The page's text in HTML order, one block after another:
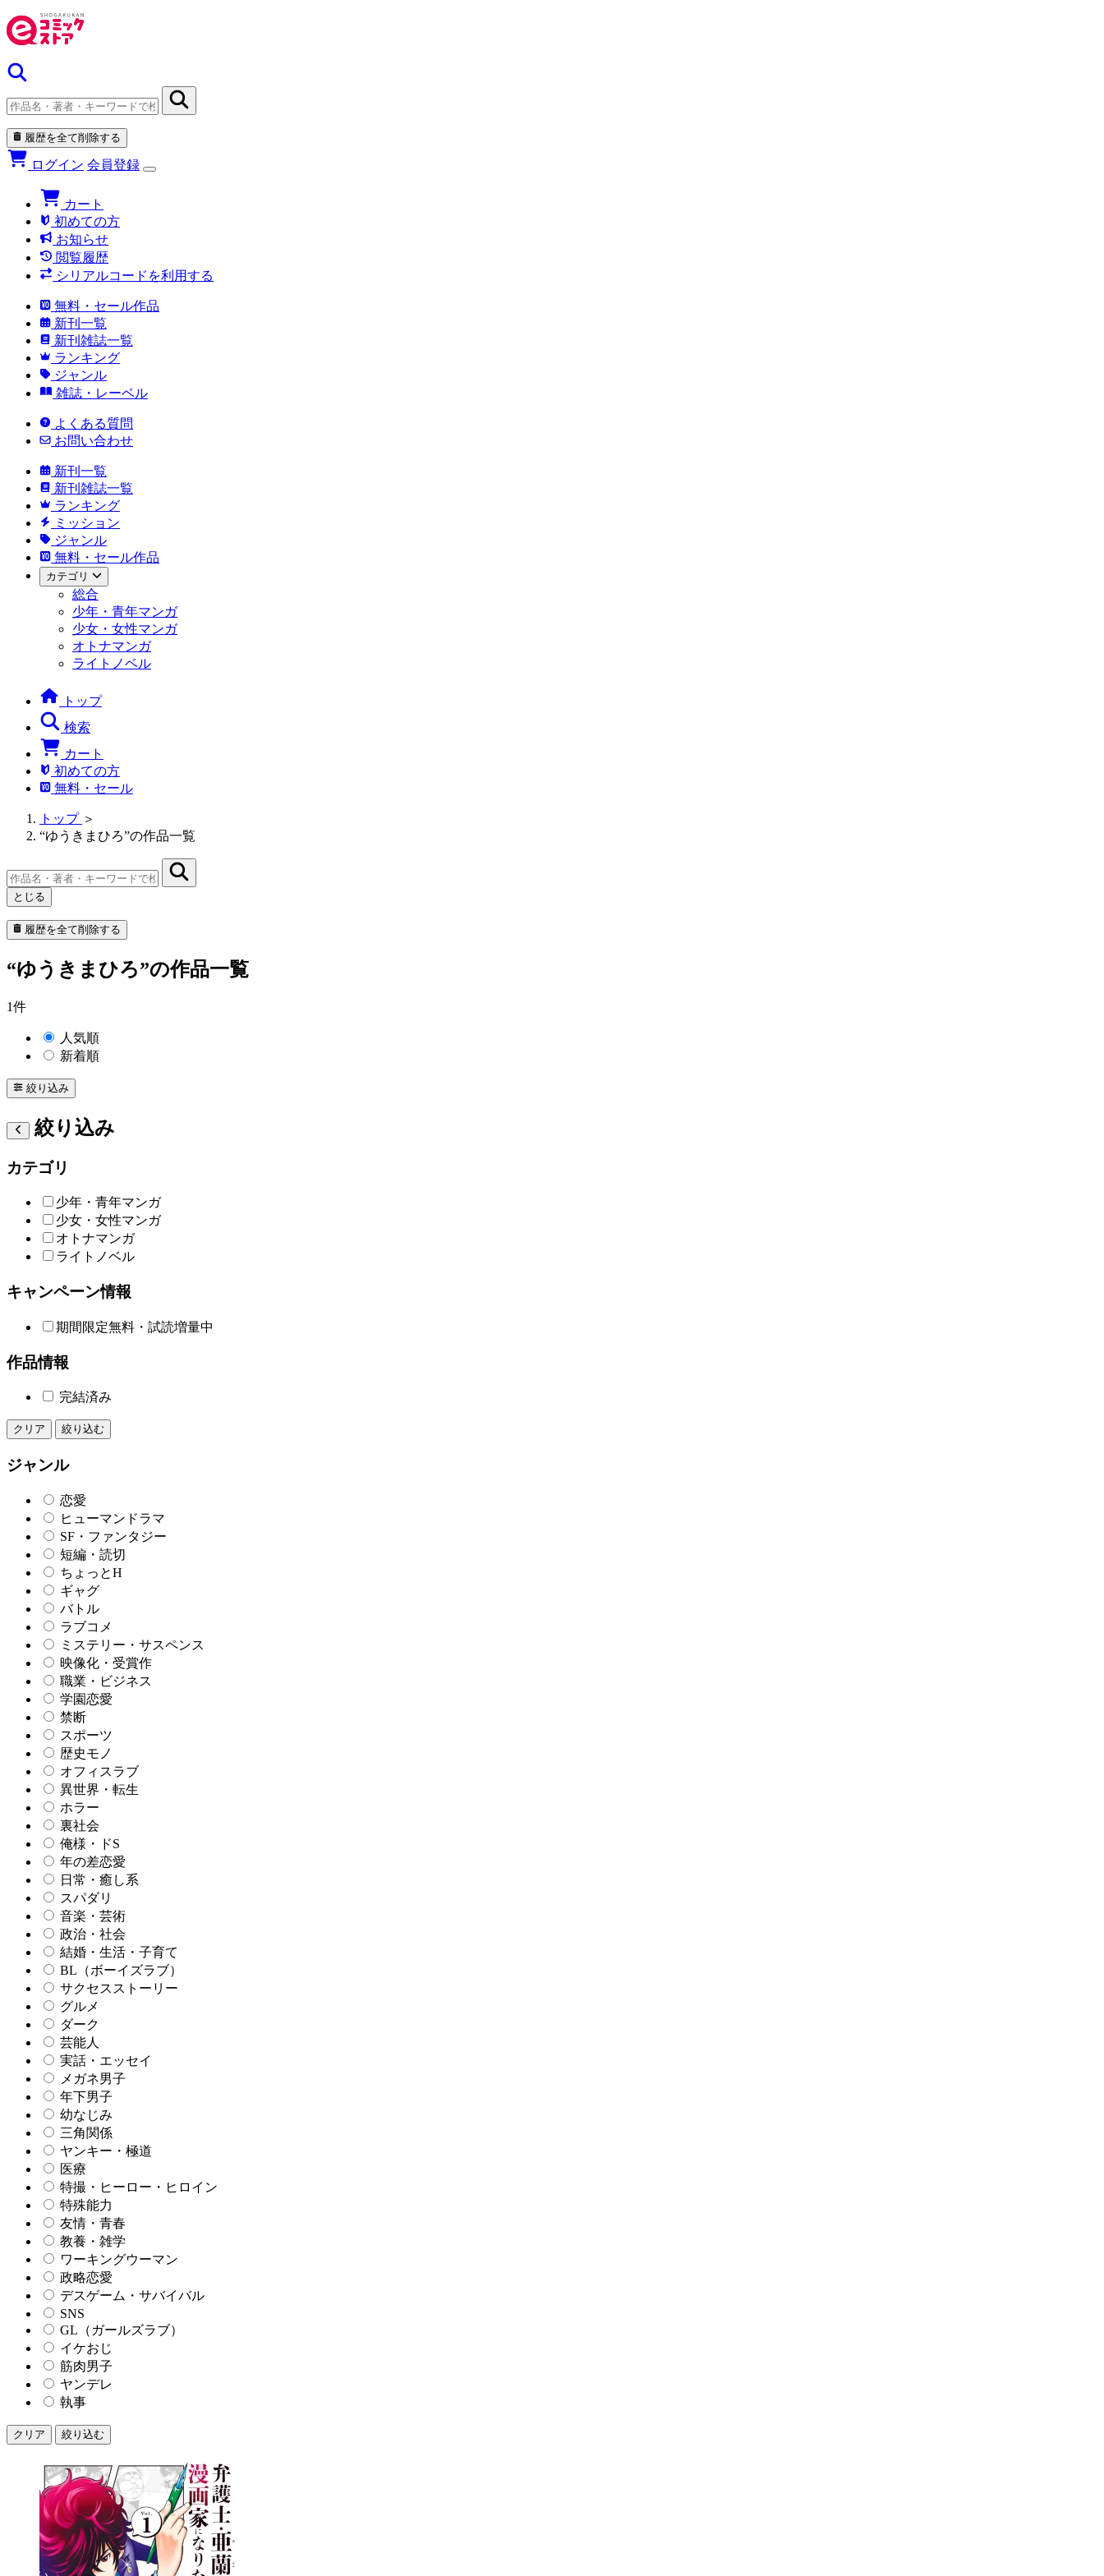
履歴を全て削除する
ログイン 会員登録
カート
初めての方
お知らせ
閲覧履歴
シリアルコードを利用する
無料・セール作品
新刊一覧
新刊雑誌一覧
ランキング
ジャンル
雑誌・レーベル
よくある質問
お問い合わせ
新刊一覧
新刊雑誌一覧
ランキング
ミッション
ジャンル
無料・セール作品
カテゴリ
総合
少年・青年マンガ
少女・女性マンガ
オトナマンガ
ライトノベル
トップ
検索
カート
初めての方
無料・セール
トップ ＞
“ゆうきまひろ”の作品一覧
とじる
履歴を全て削除する
“ゆうきまひろ”の作品一覧
1件
人気順
新着順
絞り込み
絞り込み
カテゴリ
少年・青年マンガ
少女・女性マンガ
オトナマンガ
ライトノベル
キャンペーン情報
期間限定無料・試読増量中
作品情報
完結済み
クリア 絞り込む
ジャンル
恋愛
ヒューマンドラマ
SF・ファンタジー
短編・読切
ちょっとH
ギャグ
バトル
ラブコメ
ミステリー・サスペンス
映像化・受賞作
職業・ビジネス
学園恋愛
禁断
スポーツ
歴史モノ
オフィスラブ
異世界・転生
ホラー
裏社会
俺様・ドS
年の差恋愛
日常・癒し系
スパダリ
音楽・芸術
政治・社会
結婚・生活・子育て
BL（ボーイズラブ）
サクセスストーリー
グルメ
ダーク
芸能人
実話・エッセイ
メガネ男子
年下男子
幼なじみ
三角関係
ヤンキー・極道
医療
特撮・ヒーロー・ヒロイン
特殊能力
友情・青春
教養・雑学
ワーキングウーマン
政略恋愛
デスゲーム・サバイバル
SNS
GL（ガールズラブ）
イケおじ
筋肉男子
ヤンデレ
執事
クリア 絞り込む